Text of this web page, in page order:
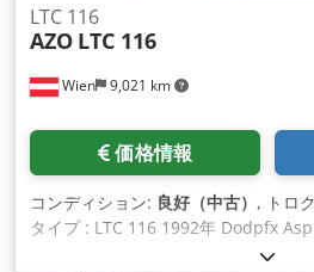
Wien 9,021 km
LTC 116
AZO LTC 116
価格情報
コンディション: 良好（中古） , トロ
タイプ : LTC 116 1992年 Dodpfx